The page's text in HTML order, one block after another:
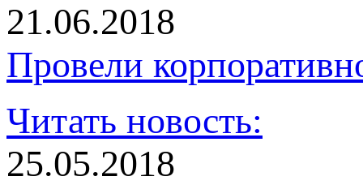
21.06.2018
Провели
Читать новость:
25.05.2018